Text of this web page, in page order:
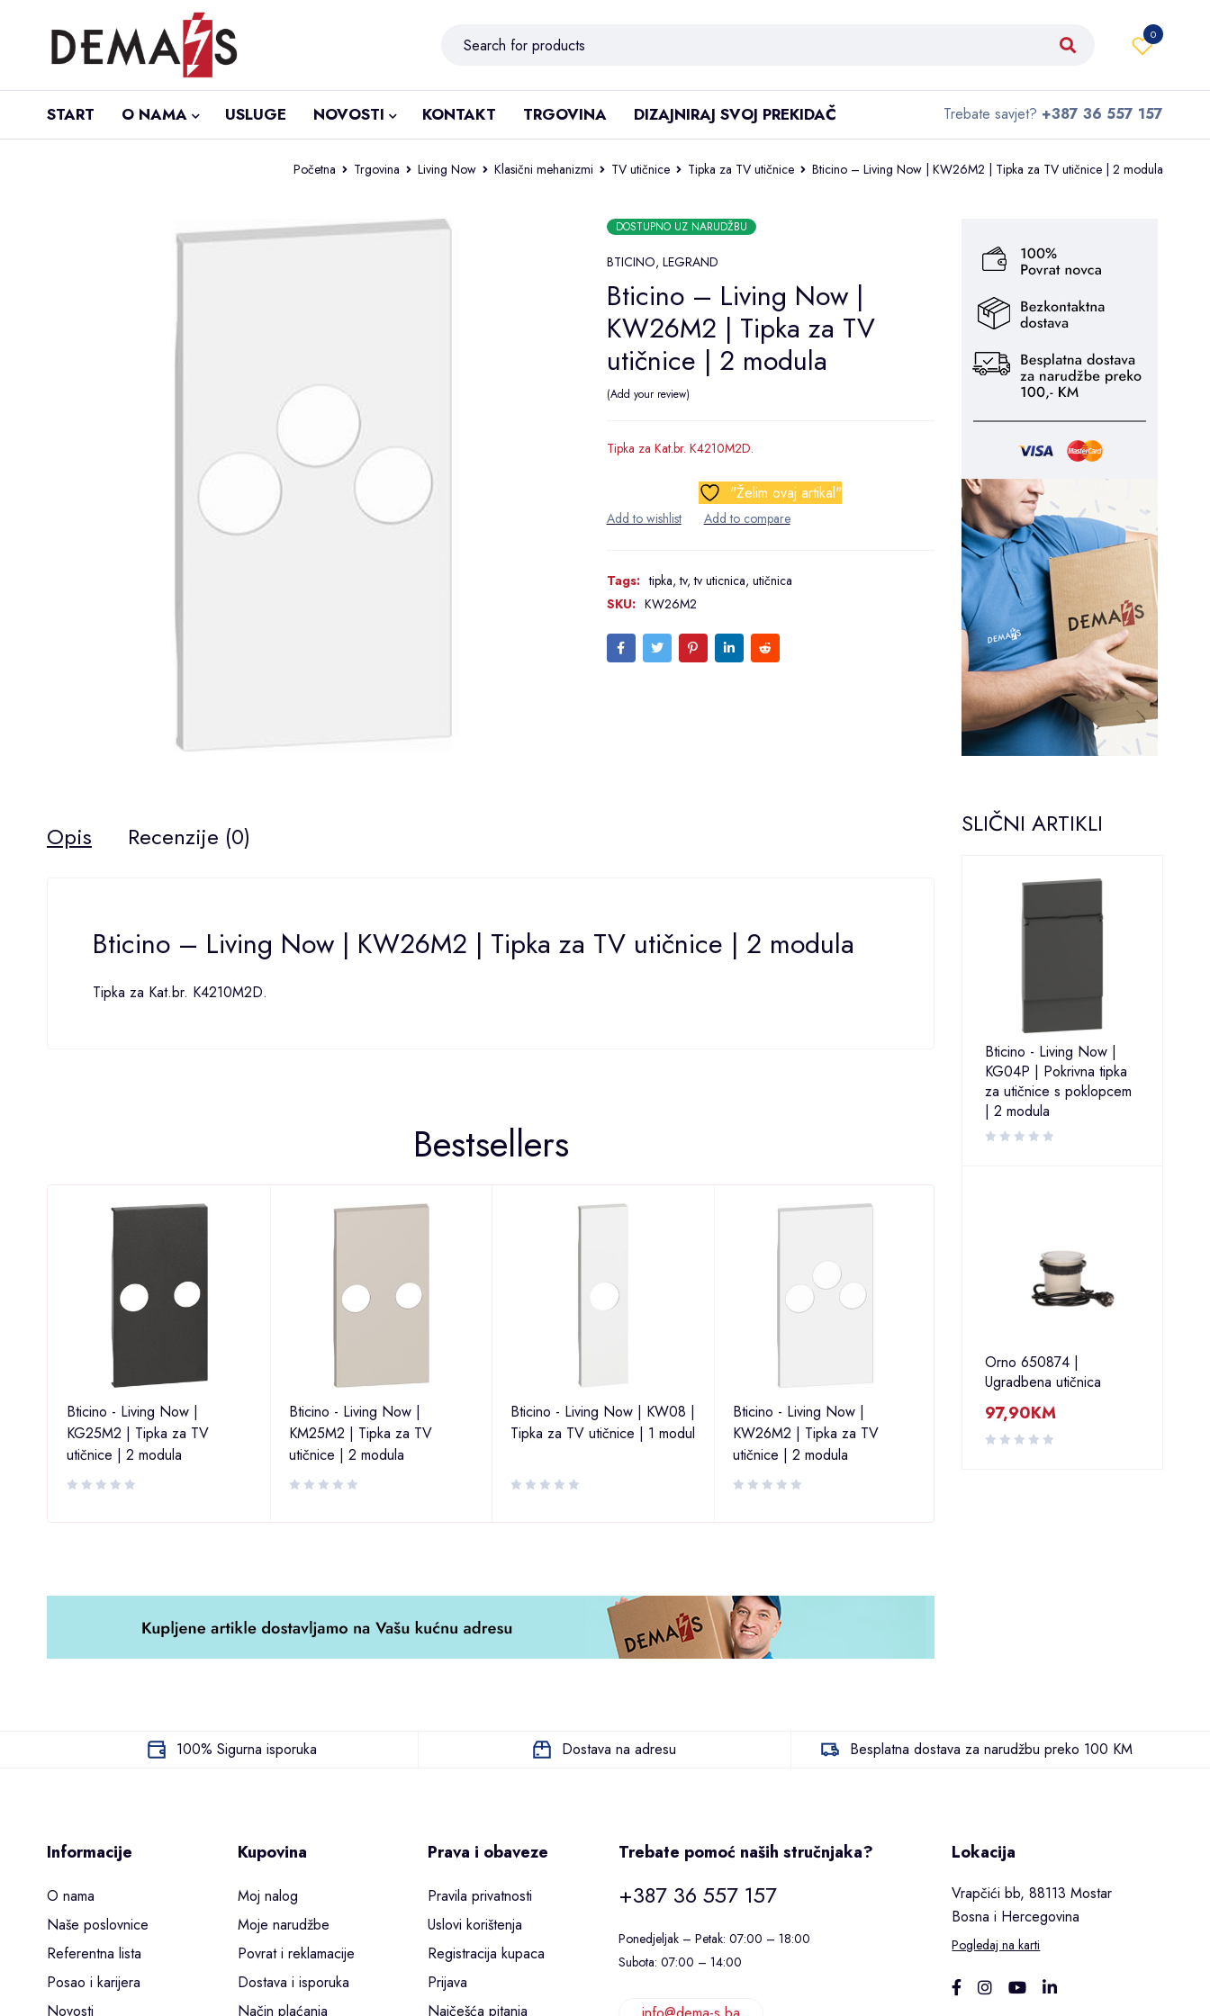
0
START O NAMA USLUGE NOVOSTI KONTAKT TRGOVINA DIZAJNIRAJ SVOJ PREKIDAČ Trebate savjet? +387 36 557 157
Početna Trgovina Living Now Klasični mehanizmi TV utičnice Tipka za TV utičnice Bticino – Living Now | KW26M2 | Tipka za TV utičnice | 2 modula
DOSTUPNO UZ NARUDŽBU
BTICINO, LEGRAND
Bticino – Living Now |
KW26M2 | Tipka za TV
utičnice | 2 modula
Add your review
Tipka za Kat.br. K4210M2D.
"Želim ovaj artikal"
Tags: tipka,tv,tv uticnica, utičnica
SKU: KW26M2
Opis Recenzije (0)
Bticino – Living Now | KW26M2 | Tipka za TV utičnice | 2 modula
Tipka za Kat.br. K4210M2D.
Bestsellers
Bticino - Living Now |
KG25M2 | Tipka za TV
utičnice | 2 modula
Bticino - Living Now |
KM25M2 | Tipka za TV
utičnice | 2 modula
Bticino - Living Now | KW08 |
Tipka za TV utičnice | 1 modul
Bticino - Living Now |
KW26M2 | Tipka za TV
utičnice | 2 modula
Bticino - Living Now | KG08 |
Tipka za TV utičnice | 1 modul
SLIČNI ARTIKLI
Bticino - Living Now |
KG04P | Pokrivna tipka
za utičnice s poklopcem
| 2 modula
Orno 650874 |
Ugradbena utičnica
97,90KM
100% Sigurna isporuka Dostava na adresu Besplatna dostava za narudžbu preko 100 KM
Informacije
O nama
Naše poslovnice
Referentna lista
Posao i karijera
Novosti
Kupovina
Moj nalog
Moje narudžbe
Povrat i reklamacije
Dostava i isporuka
Način plaćanja
Prava i obaveze
Pravila privatnosti
Uslovi korištenja
Registracija kupaca
Prijava
Najčešća pitanja
Trebate pomoć naših stručnjaka?
+387 36 557 157
Ponedjeljak – Petak: 07:00 – 18:00
Subota: 07:00 – 14:00
Lokacija
Vrapčići bb, 88113 Mostar
Bosna i Hercegovina
Pogledaj na karti